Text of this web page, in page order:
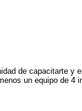
de capacitarte y
un equipo de 4